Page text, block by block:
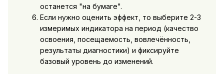
останется "на бумаге".
Если нужно оценить эффект, то выберите 2-3
измеримых индикатора на период (качество
освоения, посещаемость, вовлечённость,
результаты диагностики) и фиксируйте
базовый уровень до изменений.